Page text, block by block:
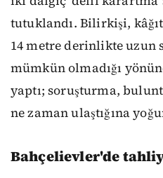
tutuklandı. Bilirkişi,
14 metre derinlikte uzun
mümkün olmadığı
yaptı; soruşturma,
ne zaman ulaştığına
Bahçelievler'de